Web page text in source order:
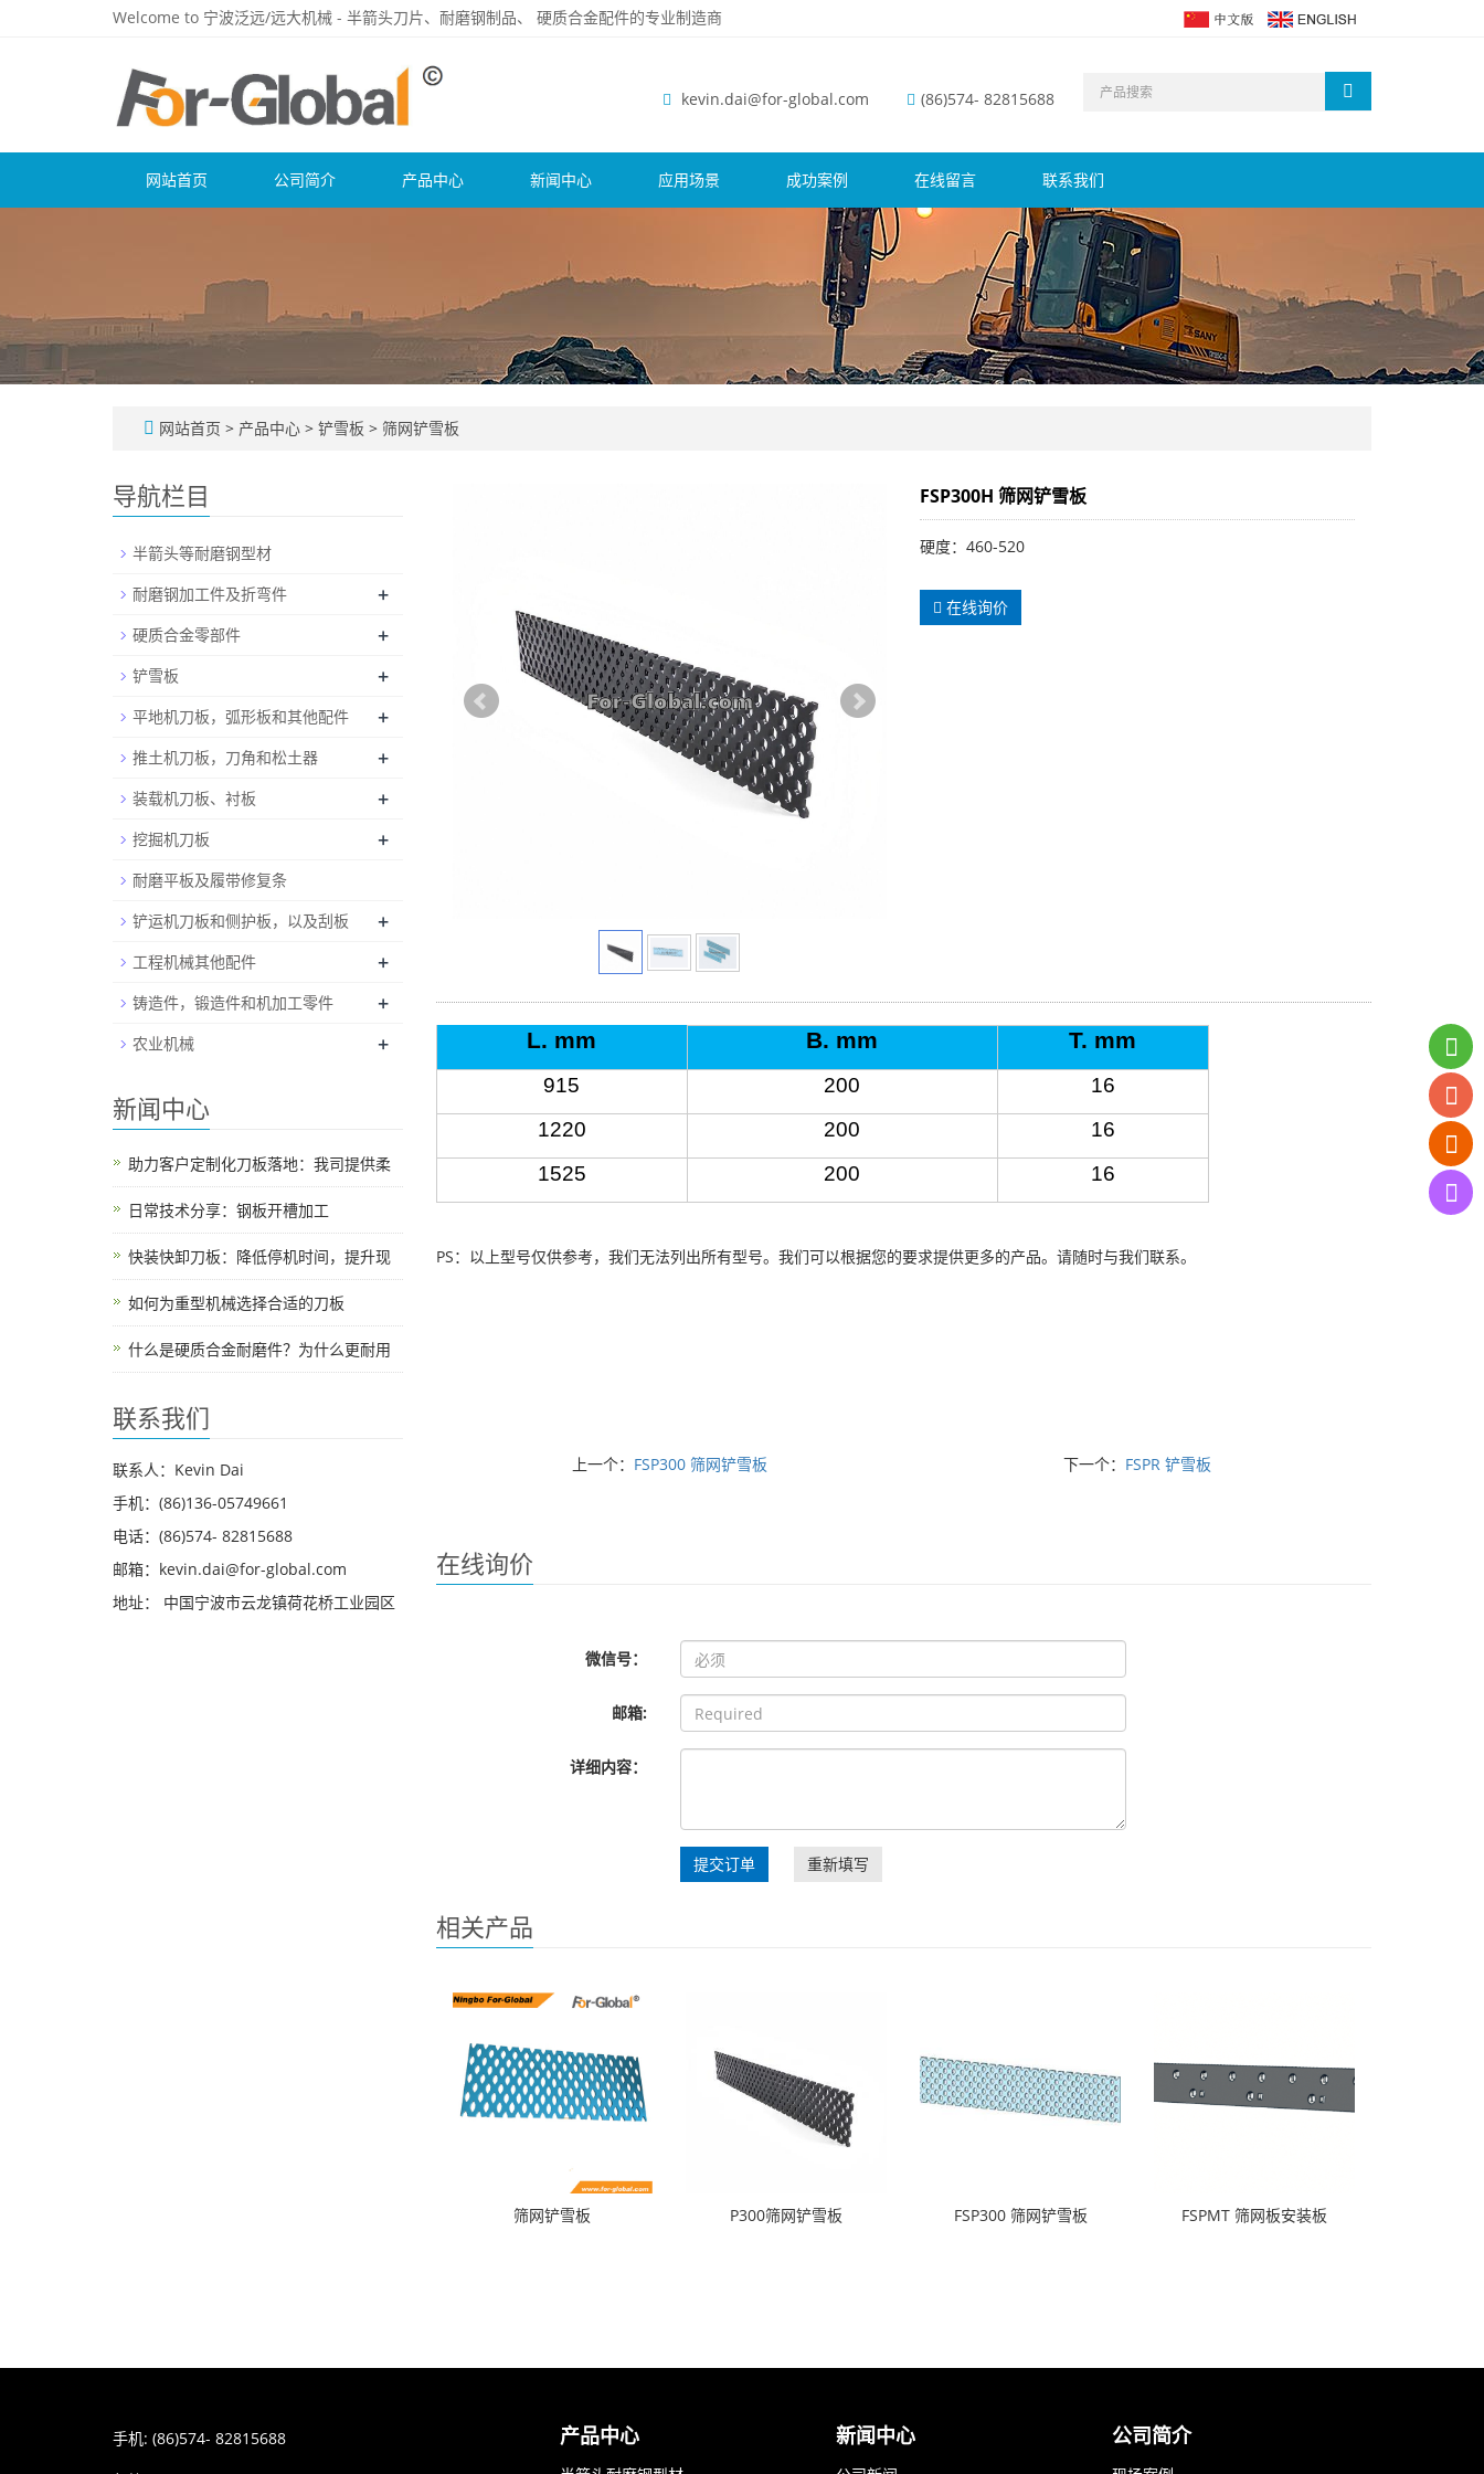
Welcome to 宁波泛远/远大机械 - 半箭头刀片、耐磨钢制品、 硬质合金配件的专业制造商
kevin.dai@for-global.com (86)574- 82815688
网站首页 公司简介 产品中心 新闻中心 应用场景 成功案例 在线留言 联系我们
网站首页 > 产品中心 > 铲雪板 > 筛网铲雪板
FSP300H 筛网铲雪板
硬度：460-520
在线询价
L. mm B. mm T. mm
915 200
16
1220
200
16
1525
200 16
PS：以上型号仅供参考，我们无法列出所有型号。我们可以根据您的要求提供更多的产品。请随时与我们联系。
上一个： FSP300 筛网铲雪板 下一个： FSPR 铲雪板
在线询价
微信号：
邮箱:
详细内容：
提交订单 重新填写
相关产品
筛网铲雪板 P300筛网铲雪板 FSP300 筛网铲雪板 FSPMT 筛网板安装板
导航栏目
半箭头等耐磨钢型材
耐磨钢加工件及折弯件
+
硬质合金零部件 +
铲雪板 +
平地机刀板，弧形板和其他配件 +
推土机刀板，刀角和松土器 +
装载机刀板、衬板 +
挖掘机刀板 +
耐磨平板及履带修复条
铲运机刀板和侧护板，以及刮板
+
工程机械其他配件 +
铸造件，锻造件和机加工零件 +
农业机械 +
新闻中心
助力客户定制化刀板落地：我司提供柔
日常技术分享：钢板开槽加工
快装快卸刀板：降低停机时间，提升现
如何为重型机械选择合适的刀板
什么是硬质合金耐磨件？为什么更耐用
联系我们
联系人：Kevin Dai
手机：(86)136-05749661
电话：(86)574- 82815688
邮箱：kevin.dai@for-global.com
地址： 中国宁波市云龙镇荷花桥工业园区
手机: (86)574- 82815688
产品中心 新闻中心 公司简介